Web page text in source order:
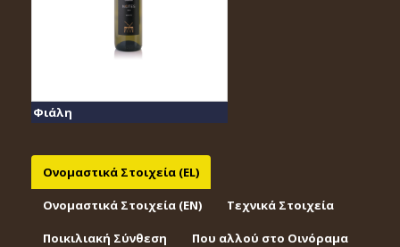
Φιάλη
Ονομαστικά Στοιχεία (EL)
Ονομαστικά Στοιχεία (EΝ) Τεχνικά Στοιχεία
Ποικιλιακή Σύνθεση Που αλλού στο Οινόραμα